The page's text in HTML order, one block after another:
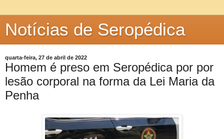
Notícias de Seropédica
quarta-feira, 27 de abril de 2022
Homem é preso em Seropédica por por
lesão corporal na forma da Lei Maria da
Penha